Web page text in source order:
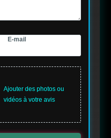
E-mail
Ajouter des photos ou
vidéos à votre avis